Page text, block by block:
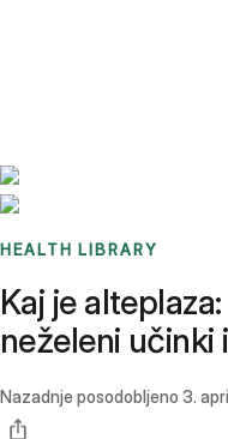
HEALTH LIBRARY
Kaj je
neželeni učinki
Nazadnje posodobljeno 3.